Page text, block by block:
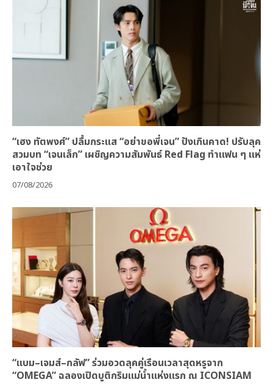
“เฮง ทัตพงศ์” ปลื้มกระแส “อย่าขอพี่เจน” ปังเกินคาด! ปรับลุค
สวมบท “เจนเล็ก” เผชิญความสัมพันธ์ Red Flag ทำแฟน ๆ แห่
เอาใจช่วย
07/08/2026
“แบม–เจมส์–กลัฟ” ร่วมอวดลุคคู่เรือนเวลาสุดหรูจาก
“OMEGA” ฉลองเปิดบูติกริมแม่น้ำแห่งแรก ณ ICONSIAM